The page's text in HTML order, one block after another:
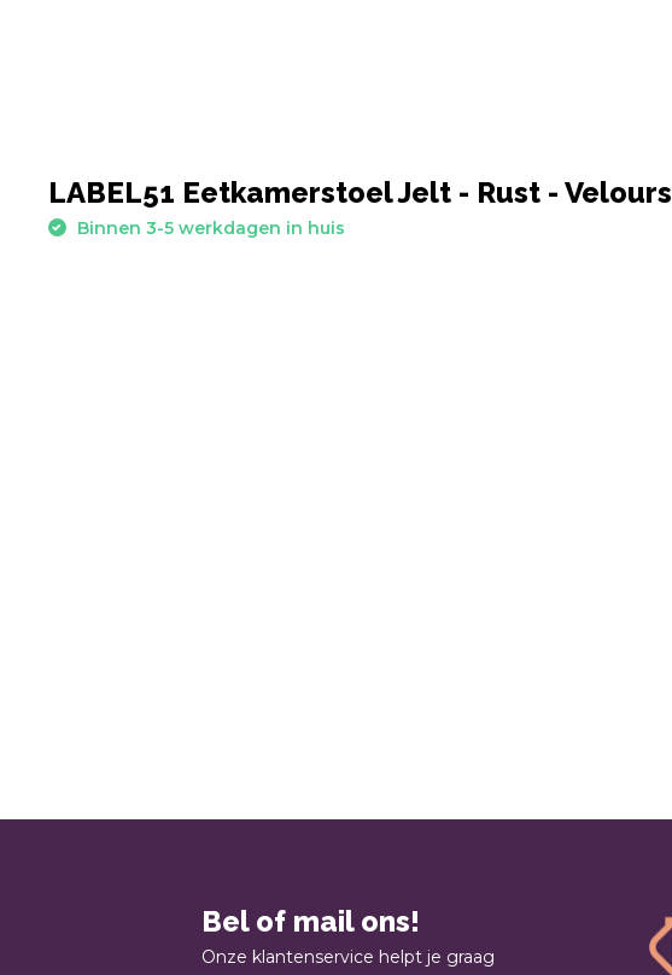
LABEL51 Eetkamerstoel Jelt - Rust - Velours
Binnen 3-5 werkdagen in huis
Bel of mail ons!
Onze klantenservice helpt je graag